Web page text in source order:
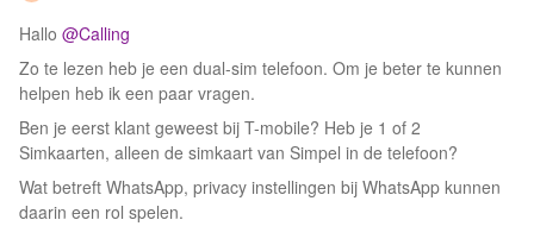
Hallo @Calling
Zo te lezen heb je een dual-sim telefoon. Om je beter te kunnen
helpen heb ik een paar vragen.
Ben je eerst klant geweest bij T-mobile? Heb je 1 of 2
Simkaarten, alleen de simkaart van Simpel in de telefoon?
Wat betreft WhatsApp, privacy instellingen bij WhatsApp kunnen
daarin een rol spelen.